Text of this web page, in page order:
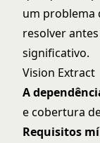
um problema
resolver
significativo.
Vision Extract
A
e cobertura
Requisitos